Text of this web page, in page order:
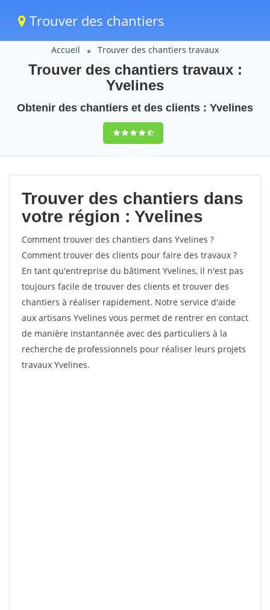
Trouver des chantiers
Accueil Trouver des chantiers travaux
Trouver des chantiers travaux :
Yvelines
Obtenir des chantiers et des clients : Yvelines
9,5(100%)55
votes
Trouver des chantiers dans
votre région : Yvelines
Comment trouver des chantiers dans Yvelines ?
Comment trouver des clients pour faire des travaux ?
En tant qu'entreprise du bâtiment Yvelines, il n'est pas
toujours facile de trouver des clients et trouver des
chantiers à réaliser rapidement. Notre service d'aide
aux artisans Yvelines vous permet de rentrer en contact
de manière instantannée avec des particuliers à la
recherche de professionnels pour réaliser leurs projets
travaux Yvelines.